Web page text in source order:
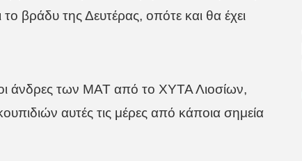
βράδυ της Δευτέρας, οπότε και θα έχει
άνδρες των ΜΑΤ από το ΧΥΤΑ Λιοσίων,
αυτές τις μέρες από κάποια σημεία